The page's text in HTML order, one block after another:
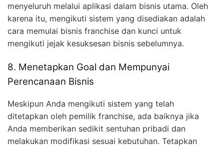
menyeluruh melalui aplikasi dalam bisnis utama. Oleh
karena itu, mengikuti sistem yang disediakan adalah
cara memulai bisnis franchise dan kunci untuk
mengikuti jejak kesuksesan bisnis sebelumnya.
8. Menetapkan Goal dan Mempunyai
Perencanaan Bisnis
Meskipun Anda mengikuti sistem yang telah
ditetapkan oleh pemilik franchise, ada baiknya jika
Anda memberikan sedikit sentuhan pribadi dan
melakukan modifikasi sesuai kebutuhan. Tetapkan